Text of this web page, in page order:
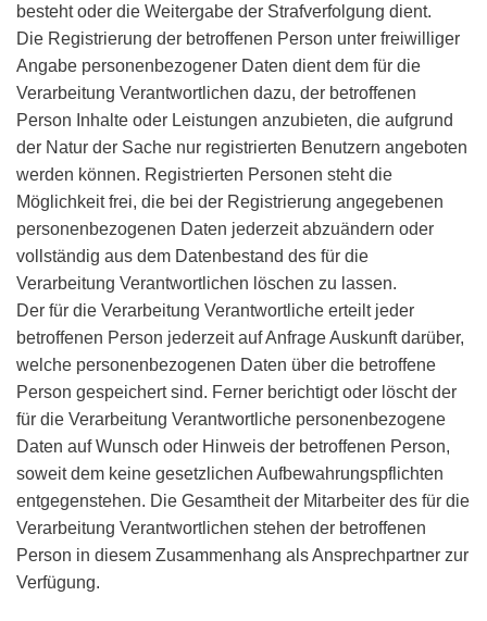
besteht oder die Weitergabe der Strafverfolgung dient.
Die Registrierung der betroffenen Person unter freiwilliger
Angabe personenbezogener Daten dient dem für die
Verarbeitung Verantwortlichen dazu, der betroffenen
Person Inhalte oder Leistungen anzubieten, die aufgrund
der Natur der Sache nur registrierten Benutzern angeboten
werden können. Registrierten Personen steht die
Möglichkeit frei, die bei der Registrierung angegebenen
personenbezogenen Daten jederzeit abzuändern oder
vollständig aus dem Datenbestand des für die
Verarbeitung Verantwortlichen löschen zu lassen.
Der für die Verarbeitung Verantwortliche erteilt jeder
betroffenen Person jederzeit auf Anfrage Auskunft darüber,
welche personenbezogenen Daten über die betroffene
Person gespeichert sind. Ferner berichtigt oder löscht der
für die Verarbeitung Verantwortliche personenbezogene
Daten auf Wunsch oder Hinweis der betroffenen Person,
soweit dem keine gesetzlichen Aufbewahrungspflichten
entgegenstehen. Die Gesamtheit der Mitarbeiter des für die
Verarbeitung Verantwortlichen stehen der betroffenen
Person in diesem Zusammenhang als Ansprechpartner zur
Verfügung.